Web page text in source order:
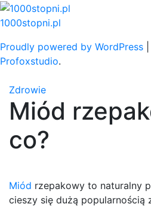
Skip
to
1000stopni.pl
Proudly powered by WordPress
Profoxstudio.
Zdrowie
Miód
co?
Miód rzepakowy to naturalny
cieszy się dużą popularnością